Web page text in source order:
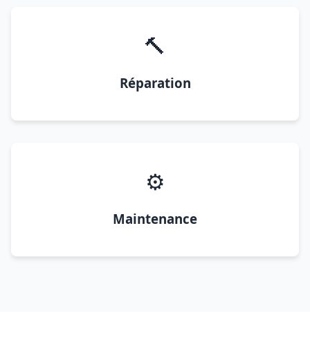
🔨
Réparation
⚙️
Maintenance